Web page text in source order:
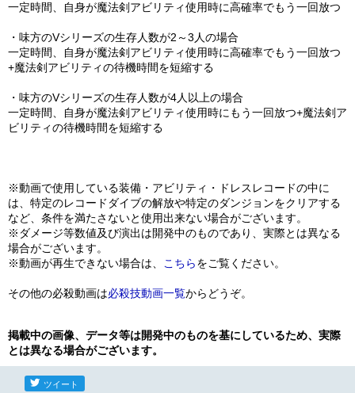
一定時間、自身が魔法剣アビリティ使用時に高確率でもう一回放つ
・味方のVシリーズの生存人数が2～3人の場合
一定時間、自身が魔法剣アビリティ使用時に高確率でもう一回放つ
+魔法剣アビリティの待機時間を短縮する
・味方のVシリーズの生存人数が4人以上の場合
一定時間、自身が魔法剣アビリティ使用時にもう一回放つ+魔法剣ア
ビリティの待機時間を短縮する
※動画で使用している装備・アビリティ・ドレスレコードの中に
は、特定のレコードダイブの解放や特定のダンジョンをクリアする
など、条件を満たさないと使用出来ない場合がございます。
※ダメージ等数値及び演出は開発中のものであり、実際とは異なる
場合がございます。
※動画が再生できない場合は、
こちらをご覧ください。
その他の必殺動画は必殺技動画一覧からどうぞ。
掲載中の画像、データ等は開発中のものを基にしているため、実際
とは異なる場合がございます。
ツイート